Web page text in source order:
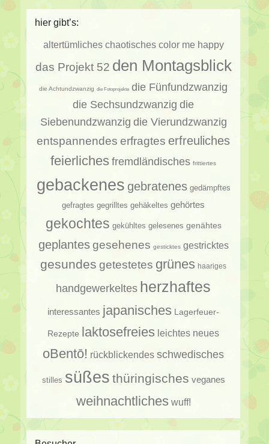
hier gibt’s:
altertümliches chaotisches color me happy
das Projekt 52 den Montagsblick
die Achtundzwanzig die Fotoprojekte die Fünfundzwanzig
die Sechsundzwanzig die
Siebenundzwanzig die Vierundzwanzig
entspannendes erfragtes erfreuliches
feierliches fremdländisches frittiertes
gebackenes gebratenes gedämpftes
gefragtes gegrilltes gehäkeltes gehörtes
gekochtes gekühltes gelesenes genähtes
geplantesgesehenes gesticktes gestricktes
gesundes getestetes grünes haariges
handgewerkeltes herzhaftes
interessantes japanisches Lagerfeuer-
Rezepte laktosefreies leichtes neues
oBentō! rückblickendes schwedisches
stilles süßes thüringisches veganes
weihnachtliches wuff!